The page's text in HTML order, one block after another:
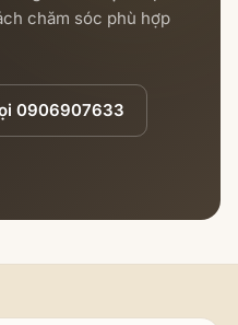
chăm sóc phù hợp
0906907633